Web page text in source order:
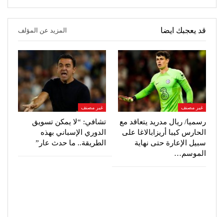
قد يعجبك ايضا المزيد عن المؤلف
غير مصنف
رسميا/ ريال مدريد يتعاقد مع
الحارس كيبا أريزابالاغا على
سبيل الإعارة حتى نهاية
الموسم…
غير مصنف
تشافي: “لا يمكن تسويق
الدوري الإسباني بهذه
الطريقة.. ما حدث عار”